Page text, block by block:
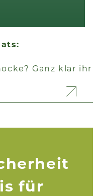
Ganz klar ihr
für